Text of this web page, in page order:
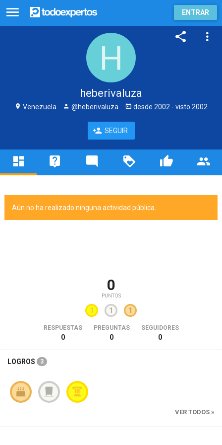
ENTRAR
heberivaluza
Venezuela @heberivaluza desde 2002 - visto 2002
SEGUIR
Aún no ha realizado ninguna actividad pública.
0
PUNTOS
1 1 1
RESPUESTAS
0
PREGUNTAS
0
SEGUIDORES
0
LOGROS 3
VER TODOS »